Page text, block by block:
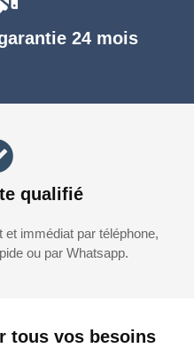
tous vos besoins
24 mois
qualifié
immédiat par téléphone,
ou par Whatsapp.